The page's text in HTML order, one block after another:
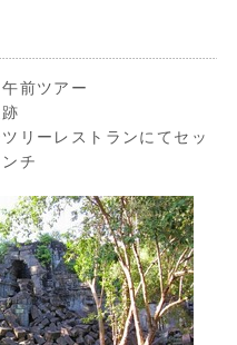
前ツアー
リーレストランにてセッ
チ